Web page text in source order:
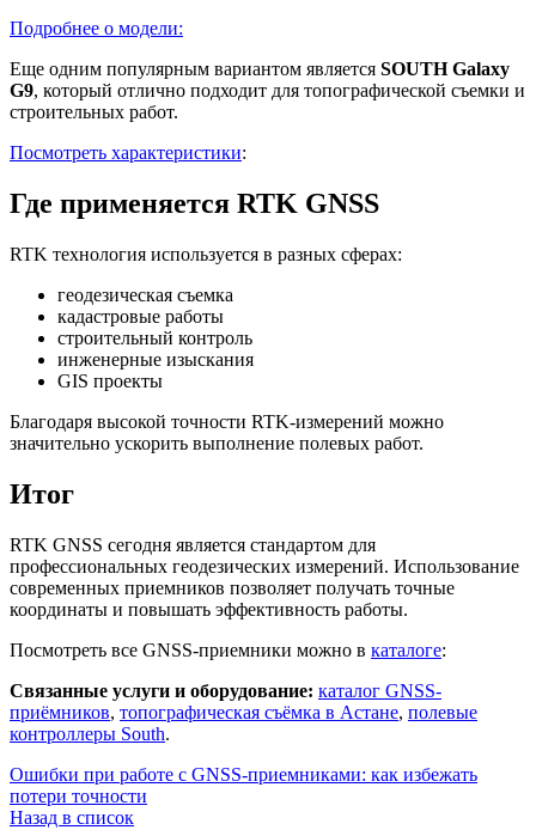
Подробнее о модели:
Еще одним популярным вариантом является SOUTH Galaxy
G9, который отлично подходит для топографической съемки и
строительных работ.
Посмотреть характеристики:
Где применяется RTK GNSS
RTK технология используется в разных сферах:
геодезическая съемка
кадастровые работы
строительный контроль
инженерные изыскания
GIS проекты
Благодаря высокой точности RTK-измерений можно
значительно ускорить выполнение полевых работ.
Итог
RTK GNSS сегодня является стандартом для
профессиональных геодезических измерений. Использование
современных приемников позволяет получать точные
координаты и повышать эффективность работы.
Посмотреть все GNSS-приемники можно в каталоге:
Связанные услуги и оборудование: каталог GNSS-
приёмников, топографическая съёмка в Астане, полевые
контроллеры South.
Ошибки при работе с GNSS-приемниками: как избежать
потери точности
Назад в список